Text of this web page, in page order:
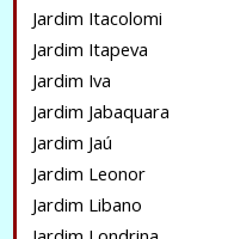
Jardim Itacolomi
Jardim Itapeva
Jardim Iva
Jardim Jabaquara
Jardim Jaú
Jardim Leonor
Jardim Libano